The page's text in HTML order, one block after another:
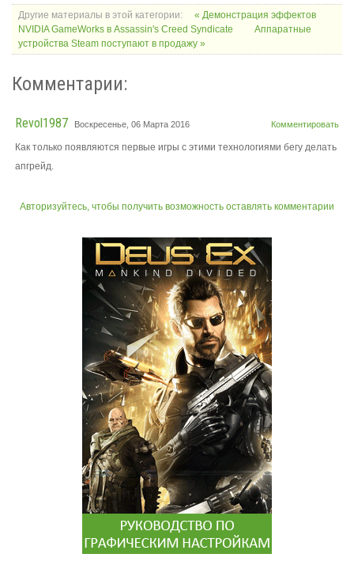
Другие материалы в этой категории:
« Демонстрация эффектов
NVIDIA GameWorks в Assassin's Creed Syndicate
Аппаратные
устройства Steam поступают в продажу »
Комментарии:
Комментировать
Revol1987 Воскресенье, 06 Марта 2016
Как только появляются первые игры с этими технологиями бегу делать
апгрейд.
Авторизуйтесь, чтобы получить возможность оставлять комментарии